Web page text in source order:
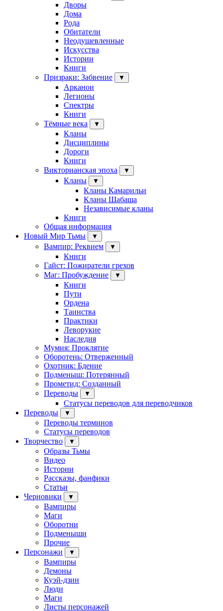
Дворы
Дома
Рода
Обитатели
Неодушевленные
Искусства
Истории
Книги
Призраки: Забвение
▼
Арканои
Легионы
Спектры
Книги
Тёмные века
▼
Кланы
Дисциплины
Дороги
Книги
Викторианская эпоха
▼
Кланы ▼
Кланы Камарильи
Кланы Шабаша
Независимые кланы
Книги
Общая информация
Новый Мир Тьмы
▼
Вампир: Реквием ▼
Книги
Гайст: Пожиратели грехов
Маг: Пробуждение
▼
Книги
Пути
Ордена
Таинства
Практики
Леворукие
Наследия
Мумия: Проклятие
Оборотень: Отверженный
Охотник: Бдение
Подменыш: Потерянный
Прометид: Созданный
Переводы
▼
Статусы переводов для переводчиков
Переводы
▼
Переводы терминов
Статусы переводов
Творчество
▼
Образы Тьмы
Видео
Истории
Рассказы, фанфики
Статьи
Черновики
▼
Вампиры
Маги
Оборотни
Подменыши
Прочие
Персонажи
▼
Вампиры
Демоны
Куэй-дзин
Люди
Маги
Листы персонажей